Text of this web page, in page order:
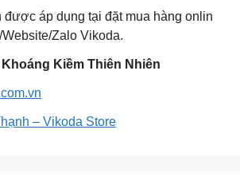
áp dụng tại đặt mua hàng onlin
Zalo Vikoda.
Kiềm Thiên Nhiên
– Vikoda Store